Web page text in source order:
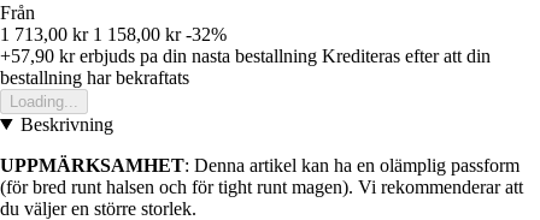
Från
1 713,00 kr 1 158,00 kr -32%
+57,90 krerbjuds pa din nasta bestallning Krediteras efter att din
bestallning har bekraftats
Loading...
Beskrivning
UPPMÄRKSAMHET: Denna artikel kan ha en olämplig passform
(för bred runt halsen och för tight runt magen). Vi rekommenderar att
du väljer en större storlek.